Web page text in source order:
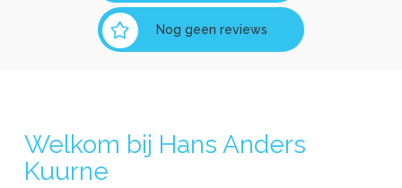
Nog geen reviews
Welkom bij Hans Anders
Kuurne